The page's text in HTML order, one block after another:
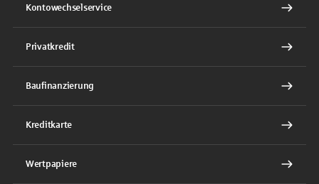
Kontowechselservice
Privatkredit
Baufinanzierung
Kreditkarte
Wertpapiere